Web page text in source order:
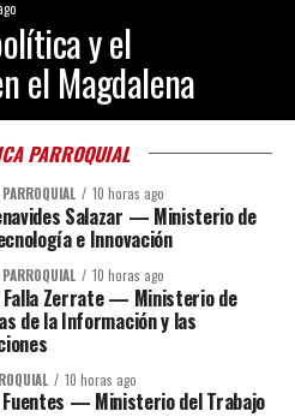
y el
el Magdalena
PARROQUIAL
10 horas ago
Salazar — Ministerio de
e Innovación
10 horas ago
Falla Zerrate — Ministerio de
de la Información y las
10 horas ago
Fuentes — Ministerio del Trabajo